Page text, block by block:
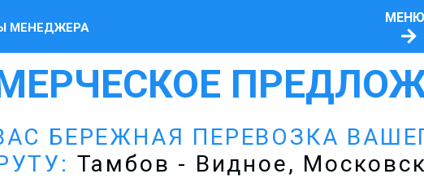
МЕНЕДЖЕРА
МЕНЮ
БЕРЕЖНАЯ ПЕРЕВОЗКА
Тамбов - Видное,